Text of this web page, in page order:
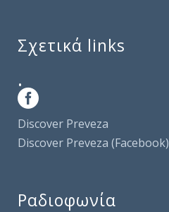
Σχετικά links
.
Discover Preveza
Discover Preveza (Facebook)
Ραδιοφωνία